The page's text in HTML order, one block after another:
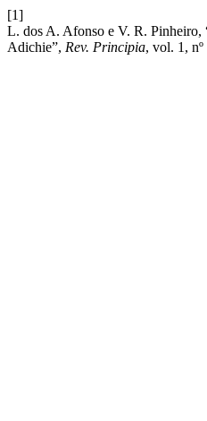
[1]
L. dos A. Afonso e V. R. Pinheiro,
Adichie”, Rev. Principia, vol. 1,